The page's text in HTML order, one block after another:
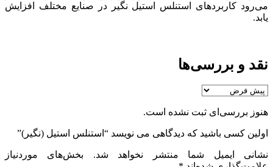
می‌رود کاربردهای استنلس استیل نگیر در صنایع مختلف افزایش
یابد.
نقد و بررسی‌ها
هنوز بررسی‌ای ثبت نشده است.
اولین کسی باشید که دیدگاهی می نویسد “استنلس استیل (نگیر)”
نشانی ایمیل شما منتشر نخواهد شد.
بخش‌های موردنیاز